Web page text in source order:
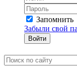
Запомнить
Забыли свой